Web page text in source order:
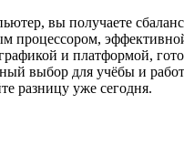
вы получаете
процессором,
и платформой,
выбор для учёбы и
разницу уже сегодня.